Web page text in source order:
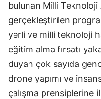
bulunan Milli Teknoloji
gerçekleştirilen
yerli ve milli teknoloji
eğitim alma fırsatı
duyan çok sayıda
drone yapımı ve
çalışma prensiplerine